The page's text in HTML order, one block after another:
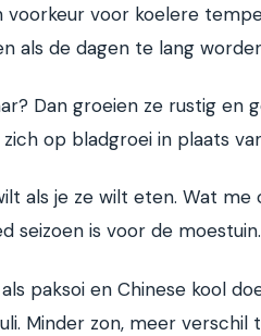
voorkeur voor koelere
als de dagen te lang
Dan groeien ze rustig en
op bladgroei in plaats
als je ze wilt eten. Wat
seizoen is voor de moestuin.
als paksoi en Chinese kool
Minder zon, meer